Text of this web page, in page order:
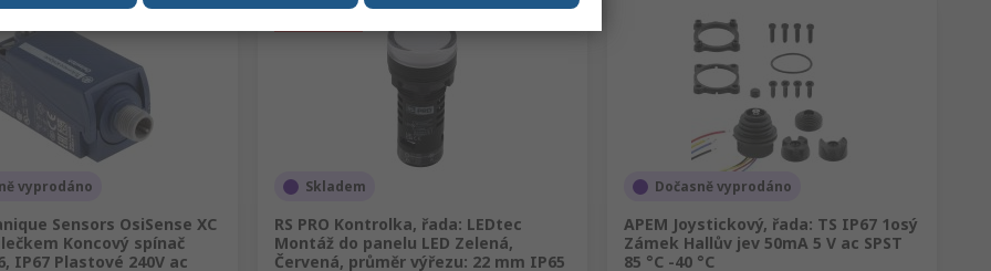
vyprodáno
Sensors OsiSense XC
Koncový spínač
IP67 Plastové 240V ac
Skladem
RS PRO Kontrolka, řada: LEDtec
Montáž do panelu LED Zelená,
Červená, průměr výřezu: 22 mm IP65
Dočasně vyprodáno
APEM Joystickový, řada: TS IP67 1osý
Zámek Hallův jev 50mA 5 V ac SPST
85 °C -40 °C